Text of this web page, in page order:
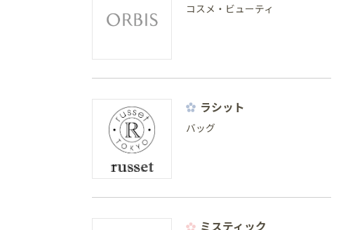
コスメ・ビューティ
ラシット
バッグ
ミスティック